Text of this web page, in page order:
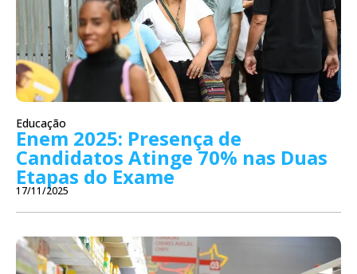
Educação
Enem 2025: Presença de
Candidatos Atinge 70% nas Duas
Etapas do Exame
17/11/2025